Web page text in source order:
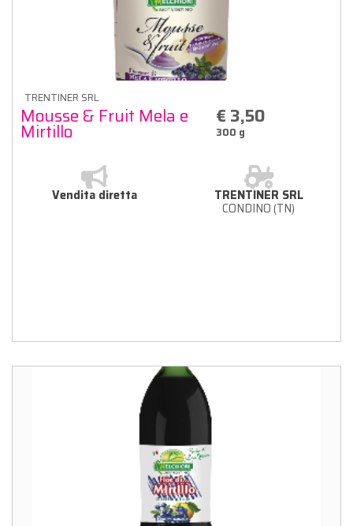
TRENTINER SRL
Mousse & Fruit Mela e
Mirtillo
€ 3,50
300 g
Vendita diretta TRENTINER SRL
CONDINO (TN)